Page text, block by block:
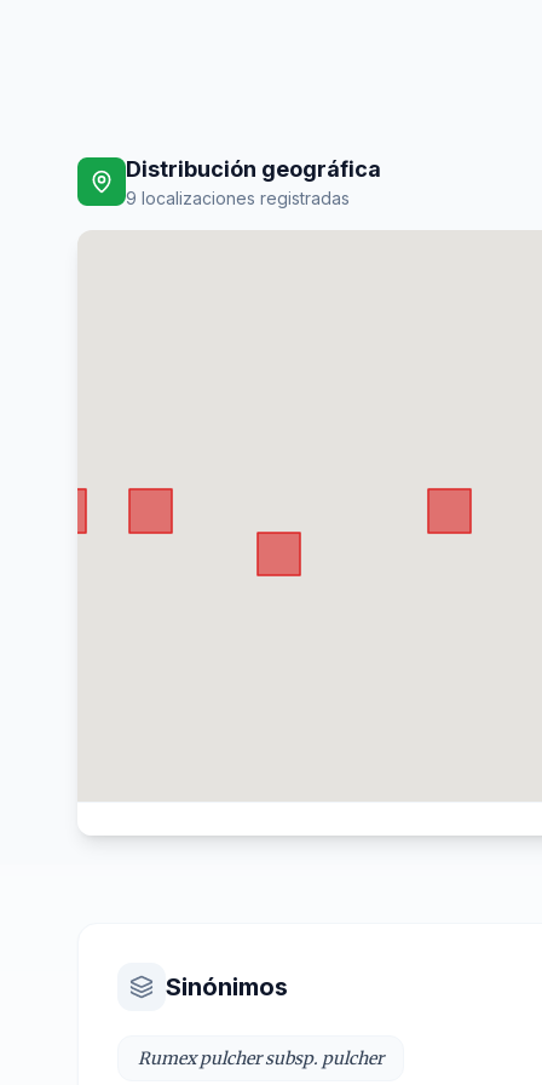
Distribución geográfica
9 localizaciones registradas
Sinónimos
Rumex pulcher subsp. pulcher